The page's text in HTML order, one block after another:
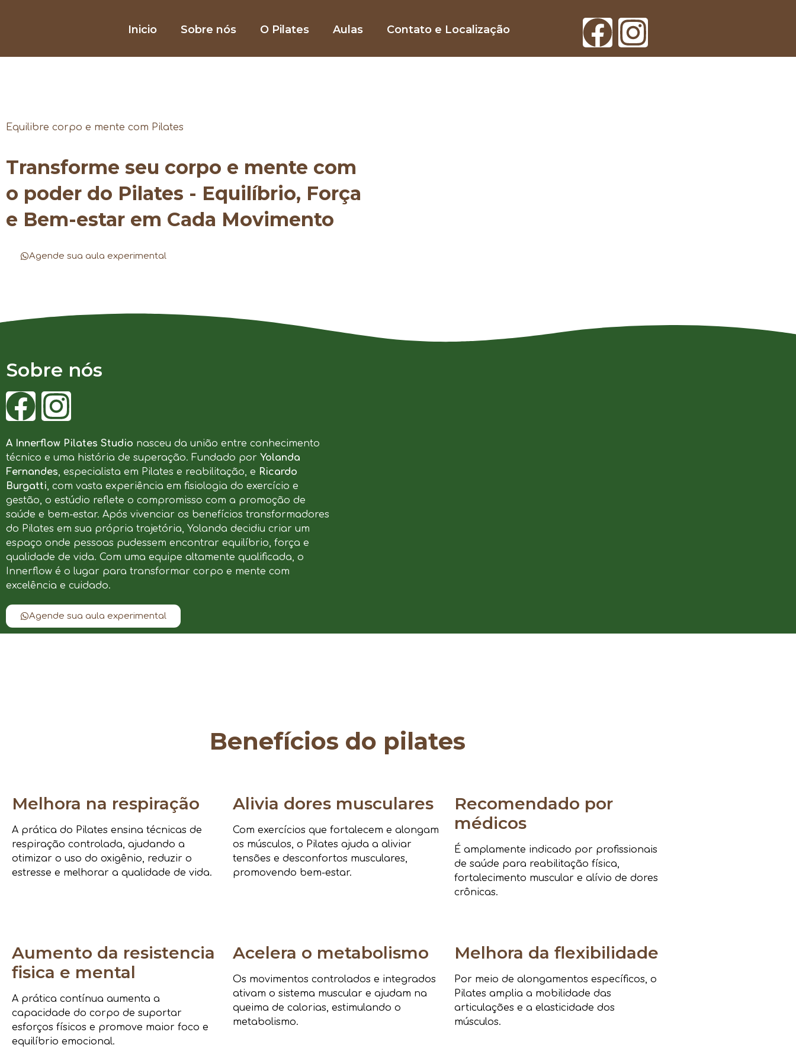
Inicio Sobre nós O Pilates Aulas Contato e Localização
Equilibre corpo e mente com Pilates
Transforme seu corpo e mente com
o poder do Pilates - Equilíbrio, Força
e Bem-estar em Cada Movimento
Agende sua aula experimental
Sobre nós
A Innerflow Pilates Studio nasceu da união entre conhecimento
técnico e uma história de superação. Fundado por Yolanda
Fernandes, especialista em Pilates e reabilitação, e Ricardo
Burgatti, com vasta experiência em fisiologia do exercício e
gestão, o estúdio reflete o compromisso com a promoção de
saúde e bem-estar. Após vivenciar os benefícios transformadores
do Pilates em sua própria trajetória, Yolanda decidiu criar um
espaço onde pessoas pudessem encontrar equilíbrio, força e
qualidade de vida. Com uma equipe altamente qualificada, o
Innerflow é o lugar para transformar corpo e mente com
excelência e cuidado.
Agende sua aula experimental
Benefícios do pilates
Melhora na respiração
A prática do Pilates ensina técnicas de
respiração controlada, ajudando a
otimizar o uso do oxigênio, reduzir o
estresse e melhorar a qualidade de vida.
Alivia dores musculares
Com exercícios que fortalecem e alongam
os músculos, o Pilates ajuda a aliviar
tensões e desconfortos musculares,
promovendo bem-estar.
Recomendado por
médicos
É amplamente indicado por profissionais
de saúde para reabilitação física,
fortalecimento muscular e alívio de dores
crônicas.
Aumento da resistencia
fisica e mental
A prática contínua aumenta a
capacidade do corpo de suportar
esforços físicos e promove maior foco e
equilíbrio emocional.
Acelera o metabolismo
Os movimentos controlados e integrados
ativam o sistema muscular e ajudam na
queima de calorias, estimulando o
metabolismo.
Melhora da flexibilidade
Por meio de alongamentos específicos, o
Pilates amplia a mobilidade das
articulações e a elasticidade dos
músculos.